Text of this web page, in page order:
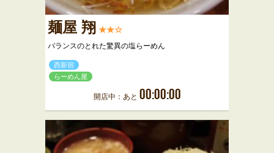
麺屋 翔 ★★☆
バランスのとれた驚異の塩らーめん
西新宿
らーめん屋
開店中：あと 00:00:00